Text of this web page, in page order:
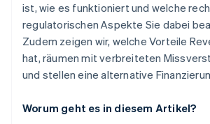
ist, wie es funktioniert und welche
regulatorischen Aspekte Sie dabei
Zudem zeigen wir, welche Vorteile
hat, räumen mit verbreiteten
und stellen eine alternative
Worum geht es in diesem Artikel?